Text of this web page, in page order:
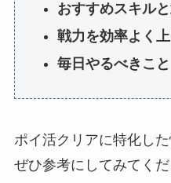
おすすめスキル
戦力を効率よく
毎日やるべきこと
ポイ活クリアに特化し
ぜひ参考にしてみてくだ